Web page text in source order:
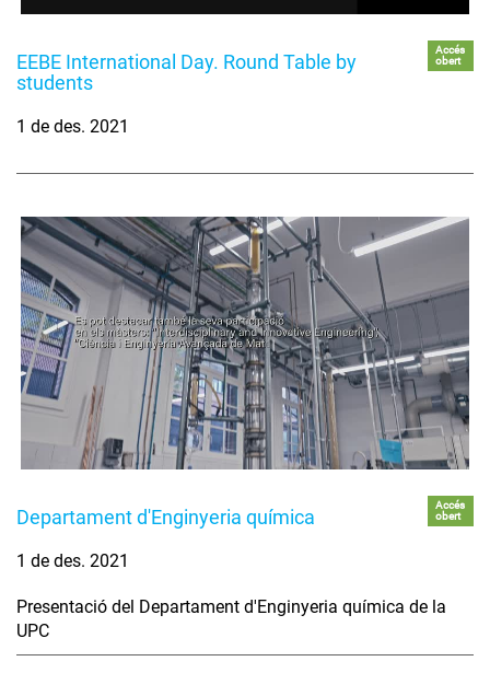
EEBE International Day. Round Table by
students
Accés
obert
1 de des. 2021
Departament d'Enginyeria química
Accés
obert
1 de des. 2021
Presentació del Departament d'Enginyeria química de la
UPC